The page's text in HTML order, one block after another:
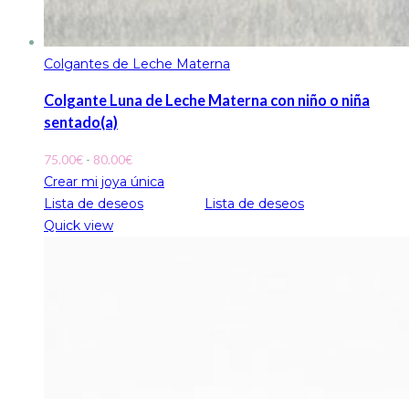
Colgantes de Leche Materna
Colgante Luna de Leche Materna con niño o niña
sentado(a)
75.00€ - 80.00€Rango
de
precios:
Crear mi joya única
Lista de deseos
Lista de deseos
Quick view